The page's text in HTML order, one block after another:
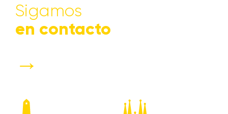
Sigamos
en contacto
→